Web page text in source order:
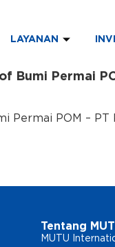
LAYANAN
Bumi Permai
POM –
Tentang
MUTU